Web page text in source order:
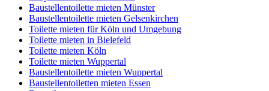
Baustellentoilette mieten Münster
Baustellentoilette mieten Gelsenkirchen
Toilette mieten für Köln und Umgebung
Toilette mieten in Bielefeld
Toilette mieten Köln
Toilette mieten Wuppertal
Baustellentoilette mieten Wuppertal
Baustellentoiletten mieten Essen